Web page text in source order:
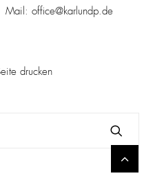
Mail: office@karlundp.de
drucken